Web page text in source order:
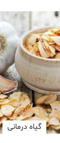
گیاه درمانی